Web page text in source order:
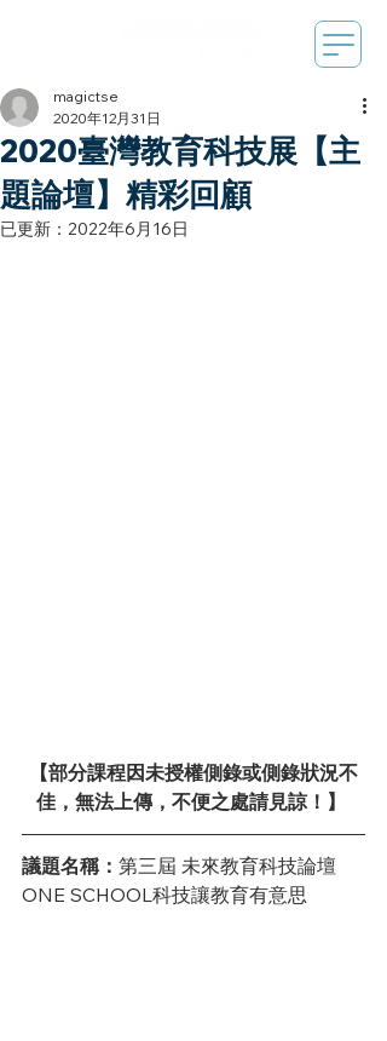
2020臺灣教育科技展【主
題論壇】精彩回顧
magictse
2020年12月31日
已更新： 2022年6月16日
【部分課程因未授權側錄或側錄狀況不
佳，無法上傳，不便之處請見諒！】
議題名稱： 第三屆 未來教育科技論壇
ONE SCHOOL科技讓教育有意思